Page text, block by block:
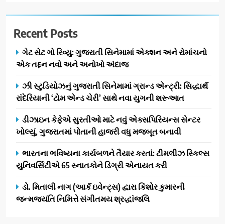
ગ્લોબલ એક્સેલન્સ ફોરમ દ્વારા
પ્રતિષ્ઠિત કાર્યક્રમ નવી દિલ્હીમાં
સફળતાપૂર્વક યોજાયો
BUSINESS
ગેટ સેટ ગો રિવ્યુ: ગુજરાતી
સિનેમામાં એક્શન અને રોમાંચનો
અંદાજ
ENTERTAINMENT
ઝી સ્ટુડિયોઝનું ગુજરાતી સિનેમામાં
ગ્રાન્ડ એન્ટ્રી: સિદ્ધાર્થ રાંદેરિયાની
શરૂઆત
Recent Posts
ગેટ સેટ ગો રિવ્યુ: ગુજરાતી સિનેમામાં એક્શન અને રોમાંચનો
એક તદ્દન નવો અને અનોખો અંદાજ
ઝી સ્ટુડિયોઝનું ગુજરાતી સિનેમામાં ગ્રાન્ડ એન્ટ્રી: સિદ્ધાર્થ
રાંદેરિયાની ‘ટોમ એન્ડ ચેરી’ સાથે નવા યુગની શરૂઆત
ડીઝાઇન કેફેએ સુરતીઓ માટે નવું એક્સપિરિયન્સ સેન્ટર
ખોલ્યું, ગુજરાતમાં પોતાની હાજરી વધુ મજબૂત બનાવી
ભારતના ભવિષ્યના કાર્યબળને તૈયાર કરતાં: ટીમલીઝ સ્કિલ્સ
યુનિવર્સિટીએ 65 સ્નાતકોને ડિગ્રી એનાયત કરી
ડો. મિતાલી નાગ (આર્ક ઇવેન્ટ્સ) દ્વારા કિશોર કુમારની
જન્મજયંતિ નિમિત્તે સંગીતમય શ્રદ્ધાંજલિ